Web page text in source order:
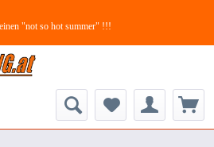
"not so hot summer" !!!